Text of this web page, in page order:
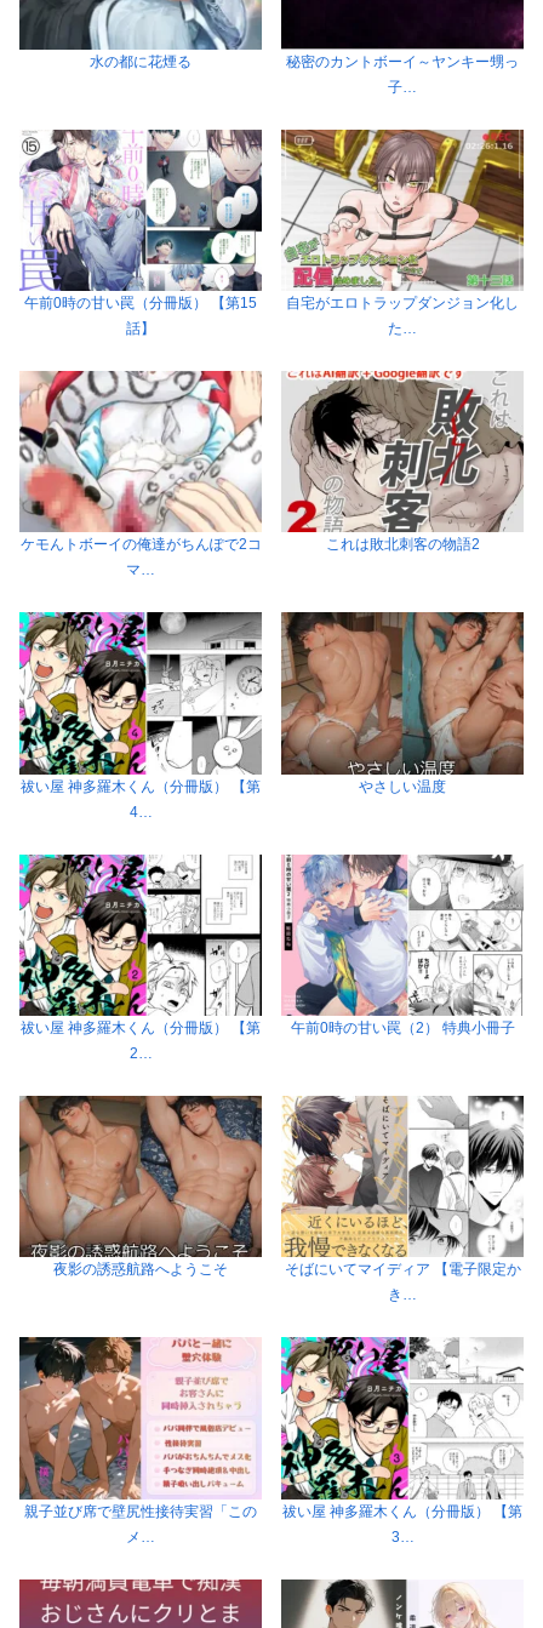
水の都に花煙る
秘密のカントボーイ～ヤンキー甥っ
子…
午前0時の甘い罠（分冊版） 【第15
話】
自宅がエロトラップダンジョン化し
た…
ケモんトボーイの俺達がちんぽで2コ
マ…
これは敗北刺客の物語2
祓い屋 神多羅木くん（分冊版） 【第
4…
やさしい温度
祓い屋 神多羅木くん（分冊版） 【第
2…
午前0時の甘い罠（2） 特典小冊子
夜影の誘惑航路へようこそ
そばにいてマイディア 【電子限定か
き…
親子並び席で壁尻性接待実習「この
メ…
祓い屋 神多羅木くん（分冊版） 【第
3…